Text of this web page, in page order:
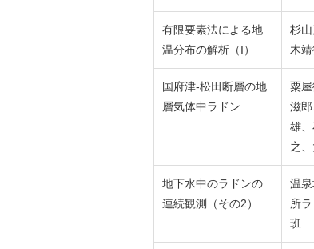
有限要素法による地
温分布の解析（I）
杉
木
国府津-松田断層の地
層気体中ラドン
粟
滋
雄
之
地下水中のラドンの
連続観測（その2）
温
所
班